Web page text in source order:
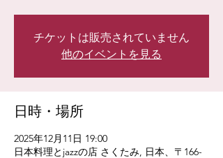
チケットは販売されていません
他のイベントを見る
日時・場所
2025年12月11日 19:00
日本料理とjazzの店 さくたみ, 日本、〒166-